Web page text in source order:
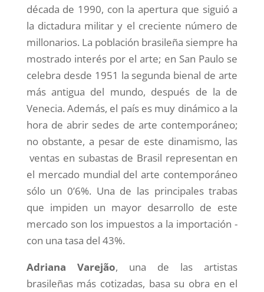
década de 1990, con la apertura que siguió a
la dictadura militar y el creciente número de
millonarios. La población brasileña siempre ha
mostrado interés por el arte; en San Paulo se
celebra desde 1951 la segunda bienal de arte
más antigua del mundo, después de la de
Venecia. Además, el país es muy dinámico a la
hora de abrir sedes de arte contemporáneo;
no obstante, a pesar de este dinamismo, las
ventas en subastas de Brasil representan en
el mercado mundial del arte contemporáneo
sólo un 0’6%. Una de las principales trabas
que impiden un mayor desarrollo de este
mercado son los impuestos a la importación -
con una tasa del 43%.
Adriana Varejão, una de las artistas
brasileñas más cotizadas, basa su obra en el